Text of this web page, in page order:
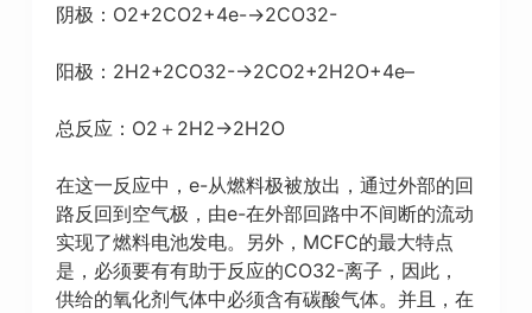
阴极：O2+2CO2+4e-→2CO32-
阳极：2H2+2CO32-→2CO2+2H2O+4e–
总反应：O2＋2H2→2H2O
在这一反应中，e-从燃料极被放出，通过外部的回
路反回到空气极，由e-在外部回路中不间断的流动
实现了燃料电池发电。另外，MCFC的最大特点
是，必须要有有助于反应的CO32-离子，因此，
供给的氧化剂气体中必须含有碳酸气体。并且，在